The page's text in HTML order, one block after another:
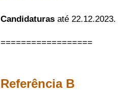
Candidaturas até 22.12.2023.
==================
Referência B